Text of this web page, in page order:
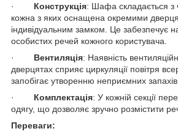
· Конструкція: Шафа складається з
кожна з яких оснащена окремими
індивідуальним замком. Це забезпечує
особистих речей кожного користувача.
· Вентиляція: Наявність
дверцятах сприяє циркуляції повітря
запобігає утворенню неприємних запахів
· Комплектація: У кожній секції
одягу, що дозволяє зручно розмістити
Переваги: